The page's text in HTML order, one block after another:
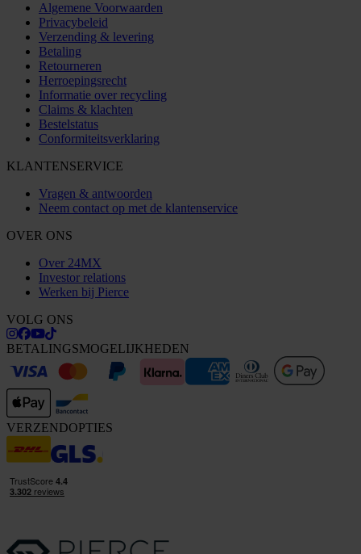
Algemene Voorwaarden
Privacybeleid
Verzending & levering
Betaling
Retourneren
Herroepingsrecht
Informatie over recycling
Claims & klachten
Bestelstatus
Conformiteitsverklaring
KLANTENSERVICE
Vragen & antwoorden
Neem contact op met de klantenservice
OVER ONS
Over 24MX
Investor relations
Werken bij Pierce
VOLG ONS
BETALINGSMOGELIJKHEDEN
VERZENDOPTIES